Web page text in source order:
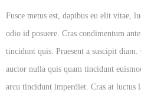
Fusce metus est, dapibus eu elit vitae,
odio id posuere. Cras condimentum
tincidunt quis. Praesent a suscipit
auctor nulla quis quam tincidunt
arcu tincidunt imperdiet. Cras at luctus